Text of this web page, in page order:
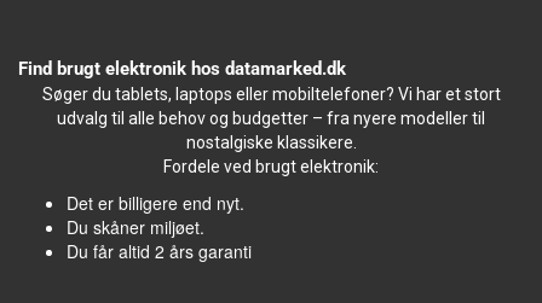
Find brugt elektronik hos datamarked.dk
Søger du tablets, laptops eller mobiltelefoner? Vi har et stort
udvalg til alle behov og budgetter – fra nyere modeller til
nostalgiske klassikere.
Fordele ved brugt elektronik:
Det er billigere end nyt.
Du skåner miljøet.
Du får altid 2 års garanti